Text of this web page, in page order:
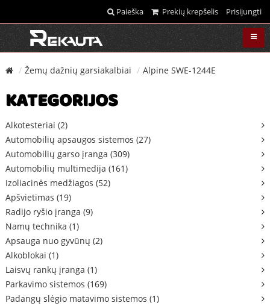
Paieška Prekių krepšelis Prisijungti
Žemų dažnių garsiakalbiai Alpine SWE-1244E
KATEGORIJOS
Alkotesteriai (2)
Automobilių apsaugos sistemos (27)
Automobilių garso įranga (309)
Automobilių multimedija (161)
Izoliacinės medžiagos (52)
Apšvietimas (19)
Radijo ryšio įranga (9)
Namų technika (1)
Apsauga nuo gyvūnų (2)
Alkoblokai (1)
Laisvų rankų įranga (1)
Parkavimo sistemos (169)
Padangų slėgio matavimo sistemos (1)